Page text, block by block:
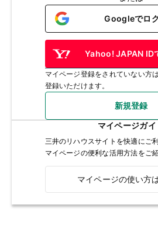
Googleでロ
Yahoo! JAPAN ID
マイページ登録をされていない方
登録いただけます。
新規登録
マイページガイ
三井のリハウスサイトを快適にご
マイページの便利な活用方法をご
マイページの使い方